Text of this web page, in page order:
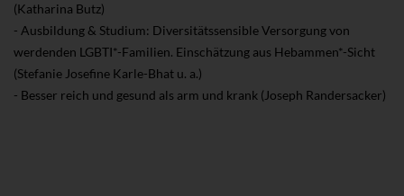
(Katharina Butz)
- Ausbildung & Studium: Diversitätssensible Versorgung von
werdenden LGBTI*-Familien. Einschätzung aus Hebammen*-Sicht
(Stefanie Josefine Karle-Bhat u. a.)
- Besser reich und gesund als arm und krank (Joseph Randersacker)